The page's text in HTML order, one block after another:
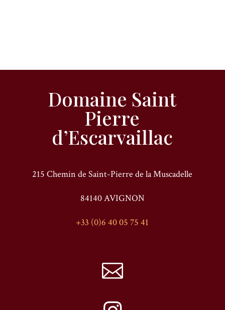
Domaine Saint
Pierre
d’Escarvaillac
215 Chemin de Saint-Pierre de la Muscadelle
84140 AVIGNON
+33 (0)6 40 05 75 41
